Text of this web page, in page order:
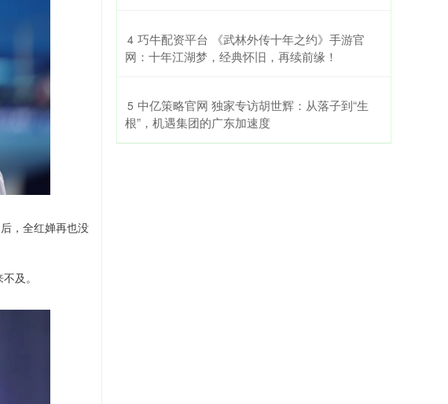
，全红婵再也没
及。
4 ​巧牛配资平台 《武林外传十年之约》手游官
网：十年江湖梦，经典怀旧，再续前缘！
5 ​中亿策略官网 独家专访胡世辉：从落子到“生
根”，机遇集团的广东加速度